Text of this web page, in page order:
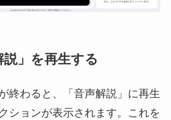
説」を再生する
終わると、「音声解説」に再生
ションが表示されます。これを